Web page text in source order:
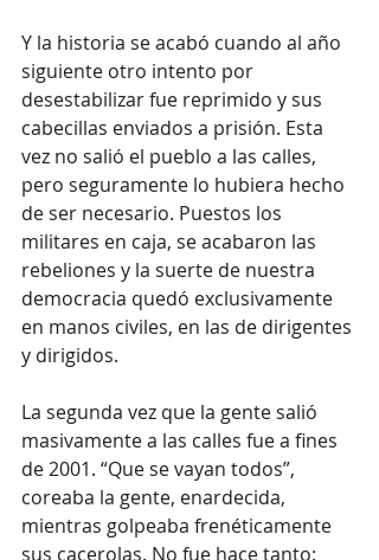
Y la historia se acabó cuando al año
siguiente otro intento por
desestabilizar fue reprimido y sus
cabecillas enviados a prisión. Esta
vez no salió el pueblo a las calles,
pero seguramente lo hubiera hecho
de ser necesario. Puestos los
militares en caja, se acabaron las
rebeliones y la suerte de nuestra
democracia quedó exclusivamente
en manos civiles, en las de dirigentes
y dirigidos.
La segunda vez que la gente salió
masivamente a las calles fue a fines
de 2001. “Que se vayan todos”,
coreaba la gente, enardecida,
mientras golpeaba frenéticamente
sus cacerolas. No fue hace tanto: